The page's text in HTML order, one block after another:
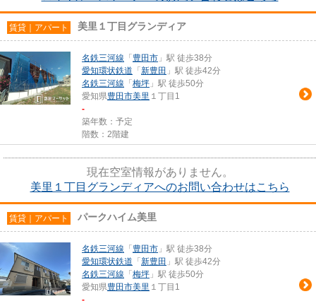
賃貸｜アパート 美里１丁目グランディア
名鉄三河線 「 豊田市 」駅 徒歩38分
愛知環状鉄道 「 新豊田 」駅 徒歩42分
名鉄三河線 「 梅坪 」駅 徒歩50分
愛知県豊田市美里 １丁目1
-
築年数：予定
階数：2階建
現在空室情報がありません。
美里１丁目グランディアへのお問い合わせはこちら
賃貸｜アパート パークハイム美里
名鉄三河線 「 豊田市 」駅 徒歩38分
愛知環状鉄道 「 新豊田 」駅 徒歩42分
名鉄三河線 「 梅坪 」駅 徒歩50分
愛知県豊田市美里 １丁目1
-